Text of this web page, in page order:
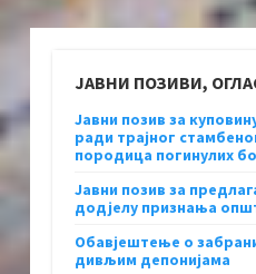
ЈАВНИ ПОЗИВИ,
Јавни позив за
ради трајног
породица погинулих
Јавни позив за
додјелу признања
Обавјештење о
дивљим депонијама